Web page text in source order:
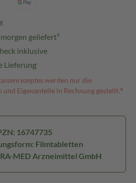
geliefert³
inklusive
Lieferung
werden nur die
und Eigenanteile in Rechnung gestellt.⁴
16747735
Filmtabletten
MED Arzneimittel GmbH